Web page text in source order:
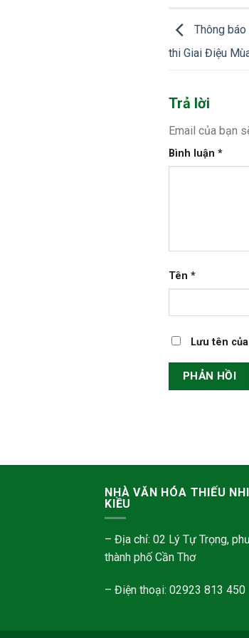
Thông
thi Giai Điệu
Trả lời
Email của bạn
Bình luận *
Tên *
Lưu tên
NHÀ VĂN HÓA THIẾU
KIỀU
– Địa chỉ: 02 Lý Tự Trọng,
thành phố Cần Thơ
– Điện thoại: 02923 813 450